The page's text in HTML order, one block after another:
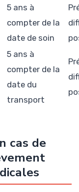
5 ans à
compter de la
date de soin
5 ans à
compter de la
date du
transport
cas de